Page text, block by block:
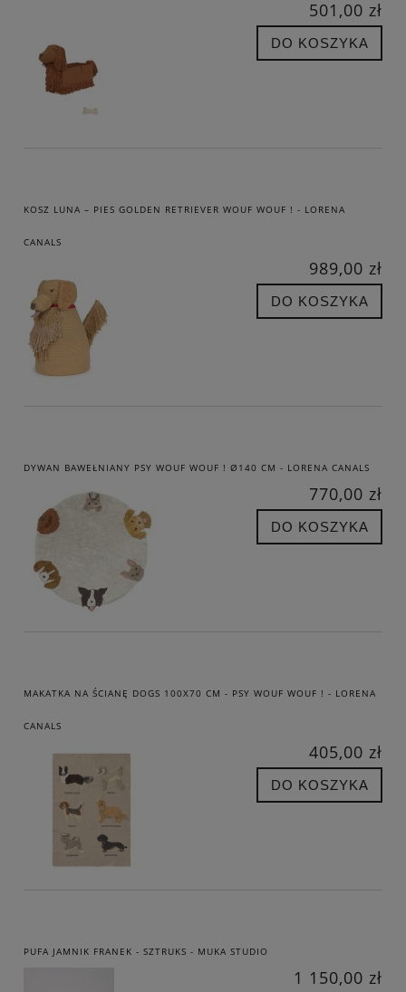
501,00 zł
DO KOSZYKA
KOSZ LUNA – PIES GOLDEN RETRIEVER WOUF WOUF ! - LORENA
CANALS
989,00 zł
DO KOSZYKA
DYWAN BAWEŁNIANY PSY WOUF WOUF ! Ø140 CM - LORENA CANALS
770,00 zł
DO KOSZYKA
MAKATKA NA ŚCIANĘ DOGS 100X70 CM - PSY WOUF WOUF ! - LORENA
CANALS
405,00 zł
DO KOSZYKA
PUFA JAMNIK FRANEK - SZTRUKS - MUKA STUDIO
1 150,00 zł